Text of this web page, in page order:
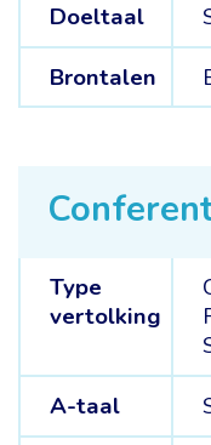
Doeltaal
Brontalen
Type
vertolking
A-taal